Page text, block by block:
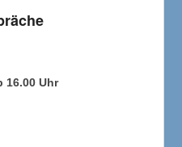
16.00 Uhr